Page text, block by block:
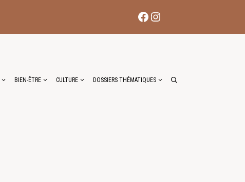
Facebook
Instagram
BIEN-ÊTRE CULTURE DOSSIERS THÉMATIQUES